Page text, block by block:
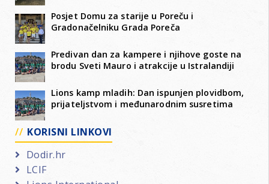
Posjet Domu za starije u Poreču i
Gradonačelniku Grada Poreča
Predivan dan za kampere i njihove goste na
brodu Sveti Mauro i atrakcije u Istralandiji
Lions kamp mladih: Dan ispunjen plovidbom,
prijateljstvom i međunarodnim susretima
KORISNI LINKOVI
Dodir.hr
LCIF